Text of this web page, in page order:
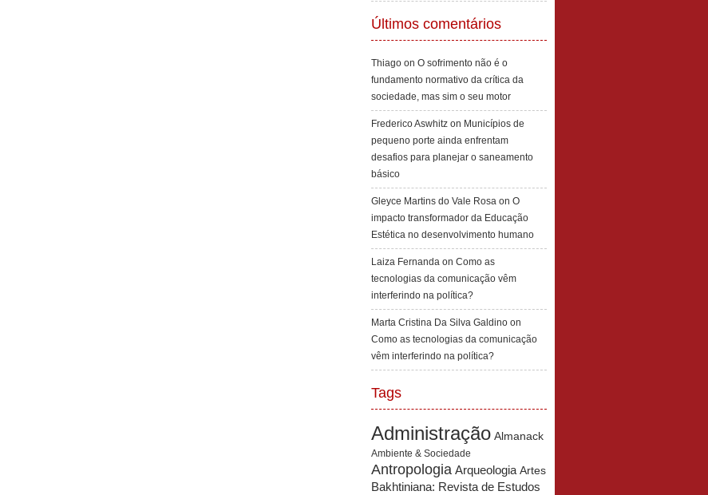
Últimos comentários
Thiago on O sofrimento não é o
fundamento normativo da crítica da
sociedade, mas sim o seu motor
Frederico Aswhitz on Municípios de
pequeno porte ainda enfrentam
desafios para planejar o saneamento
básico
Gleyce Martins do Vale Rosa on O
impacto transformador da Educação
Estética no desenvolvimento humano
Laiza Fernanda on Como as
tecnologias da comunicação vêm
interferindo na política?
Marta Cristina Da Silva Galdino on
Como as tecnologias da comunicação
vêm interferindo na política?
Tags
Administração Almanack
Ambiente & Sociedade
Antropologia Arqueologia Artes
Bakhtiniana: Revista de Estudos